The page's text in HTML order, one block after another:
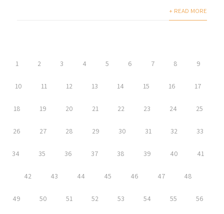
+ READ MORE
1 2 3 4 5 6 7 8 9
10 11 12 13 14 15 16 17
18 19 20 21 22 23 24 25
26 27 28 29 30 31 32 33
34 35 36 37 38 39 40 41
42 43 44 45 46 47 48
49 50 51 52 53 54 55 56